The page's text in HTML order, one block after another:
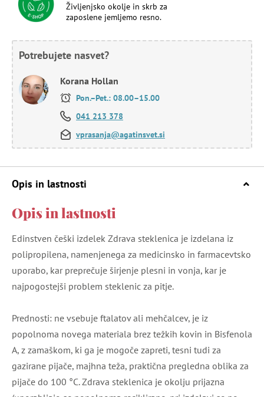
Življenjsko okolje in skrb za
zaposlene jemljemo resno.
Potrebujete nasvet?
Korana Hollan
Pon.–Pet.: 08.00–15.00
041 213 378
vprasanja@agatinsvet.si
Opis in lastnosti
Opis in lastnosti
Edinstven češki izdelek Zdrava steklenica je izdelana iz
polipropilena, namenjenega za medicinsko in farmacevtsko
uporabo, kar preprečuje širjenje plesni in vonja, kar je
najpogostejši problem steklenic za pitje.
Prednosti: ne vsebuje ftalatov ali mehčalcev, je iz
popolnoma novega materiala brez težkih kovin in Bisfenola
A, z zamaškom, ki ga je mogoče zapreti, tesni tudi za
gazirane pijače, majhna teža, praktična pregledna oblika za
pijače do 100 °C. Zdrava steklenica je okolju prijazna